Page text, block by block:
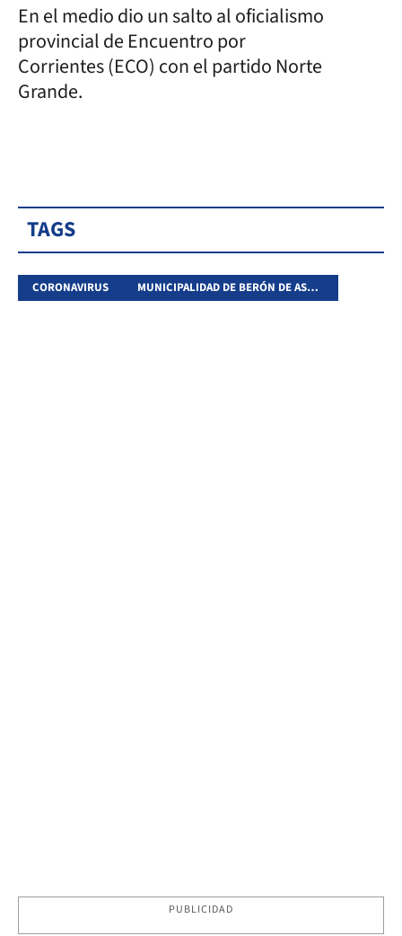
En el medio dio un salto al oficialismo
provincial de Encuentro por
Corrientes (ECO) con el partido Norte
Grande.
TAGS
CORONAVIRUS MUNICIPALIDAD DE BERÓN DE ASTRADA
PUBLICIDAD